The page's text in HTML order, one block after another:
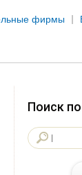
фирмы
Поиск